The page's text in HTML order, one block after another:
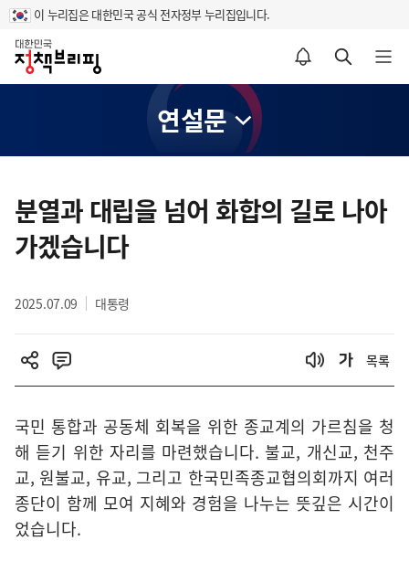
이 누리집은 대한민국 공식 전자정부 누리집입니다.
홈
알림설정 바로가기 검색 바로가기 메뉴 열기
연설문
텐
츠
영
분열과 대립을 넘어 화합의 길로 나아
가겠습니다
2025.07.09 대통령
목록
국민 통합과 공동체 회복을 위한 종교계의 가르침을 청
해 듣기 위한 자리를 마련했습니다. 불교, 개신교, 천주
교, 원불교, 유교, 그리고 한국민족종교협의회까지 여러
종단이 함께 모여 지혜와 경험을 나누는 뜻깊은 시간이
었습니다.